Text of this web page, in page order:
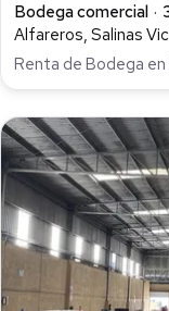
Bodega comercial
Alfareros, Salinas
Renta de Bodega